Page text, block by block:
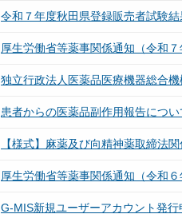
令和７年度秋田県登録販売者試験
厚生労働省等薬事関係通知（令和
独立行政法人医薬品医療機器総合
患者からの医薬品副作用報告につい
【様式】麻薬及び向精神薬取締法
厚生労働省等薬事関係通知（令和
G-MIS新規ユーザーアカウント発